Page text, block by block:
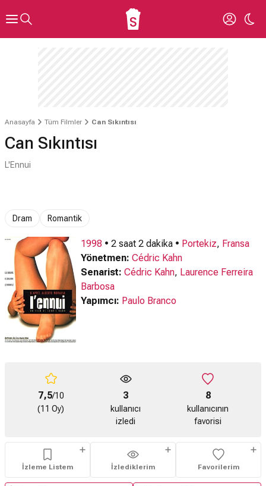
Anasayfa Tüm Filmler Can Sıkıntısı
Can Sıkıntısı
L'Ennui
Dram Romantik
1998 • 2 saat 2 dakika • Portekiz, Fransa
Yönetmen: Cédric Kahn
Senarist: Cédric Kahn, Laurence Ferreira
Barbosa
Yapımcı: Paulo Branco
7,5/10
(11 Oy)
3
kullanıcı
izledi
8
kullanıcının
favorisi
İzleme Listem İzlediklerim Favorilerim